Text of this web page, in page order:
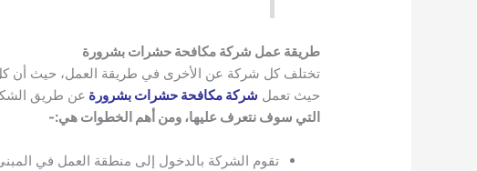
طريقة عمل شركة مكافحة حشرات بشرورة
تختلف كل شركة عن الأخرى في طريقة العمل، حيث أن
حيث تعمل شركة مكافحة حشرات بشرورة عن طريق
التي سوف نتعرف عليها، ومن أهم الخطوات هي:-
تقوم الشركة بالدخول إلى منطقة العمل في